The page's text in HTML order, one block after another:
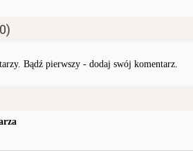
Bądź pierwszy - dodaj swój komentarz.